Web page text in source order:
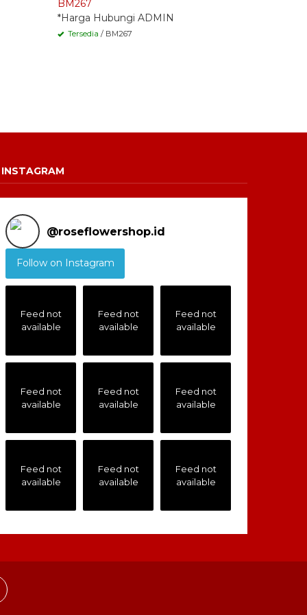
BM267
*Harga Hubungi ADMIN
Tersedia / BM267
INSTAGRAM
@roseflowershop.id
Follow on Instagram
Feed not
available
Feed not
available
Feed not
available
Feed not
available
Feed not
available
Feed not
available
Feed not
available
Feed not
available
Feed not
available